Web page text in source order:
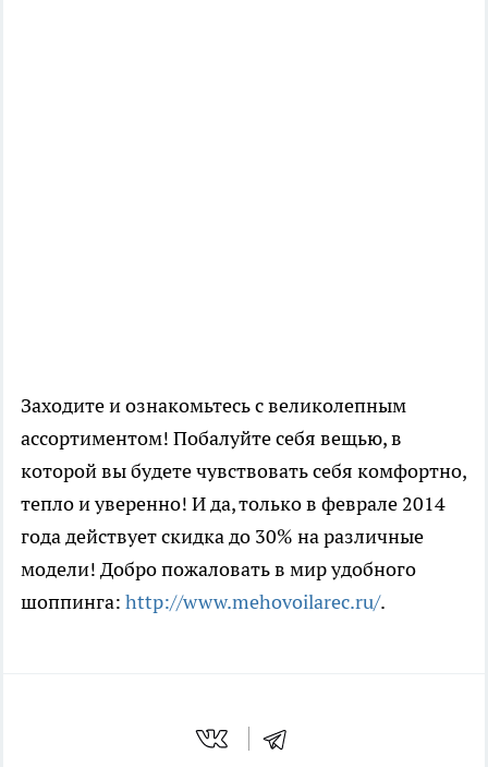
Заходите и ознакомьтесь с великолепным
ассортиментом! Побалуйте себя вещью, в
которой вы будете чувствовать себя комфортно,
тепло и уверенно! И да, только в феврале 2014
года действует скидка до 30% на различные
модели! Добро пожаловать в мир удобного
шоппинга: http://www.mehovoilarec.ru/.